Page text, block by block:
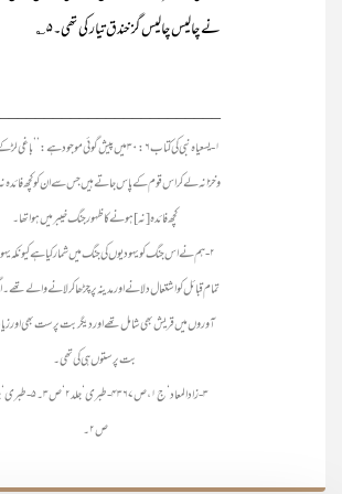
نے چالیس چالیس گز خندق تیار کی تھی۔۵؎
۱- یسعیاہ نبی کی کتاب ۳۰:۶ میں پیش گوئی موجود ہے:
و خزانہ لے کر اس قوم کے پاس جاتے ہیں جس سے ان کو کچھ فائدہ
کچھ فائدہ [نہ] ہونے کا ظہور جنگ خیبر میں ہوا تھا۔
۲- ہم نے اس جنگ کو یہودیوں کی جنگ میں شمار کیا ہے کیونکہ
تمام قبائل کو اشتعال دلانے اور مدینہ پر چڑھا کر لانے والے تھے۔
آوروں میں قریش بھی شامل تھے اور دیگر بت پرست بھی اور
بت پرستوں ہی کی تھی۔
ص ۲۔